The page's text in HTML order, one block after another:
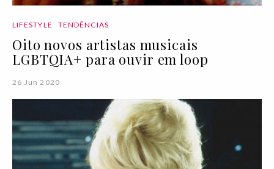
LIFESTYLE TENDÊNCIAS
Oito novos artistas musicais
LGBTQIA+ para ouvir em loop
26 Jun 2020